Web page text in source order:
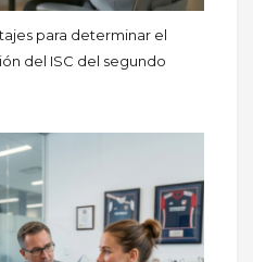
para determinar el
del ISC del segundo